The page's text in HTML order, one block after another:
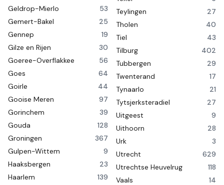
Geldrop-Mierlo
53
Gemert-Bakel
25
Gennep
19
Gilze en Rijen
30
Goeree-Overflakkee
56
Goes
64
Goirle
44
Gooise Meren
97
Gorinchem
39
Gouda
128
Groningen
367
Gulpen-Wittem
9
Haaksbergen
23
Haarlem
139
Teylingen
27
Tholen
40
Tiel
43
Tilburg
402
Tubbergen
29
Twenterand
17
Tynaarlo
21
Tytsjerksteradiel
27
Uitgeest
9
Uithoorn
28
Urk
3
Utrecht
629
Utrechtse Heuvelrug
118
Vaals
14